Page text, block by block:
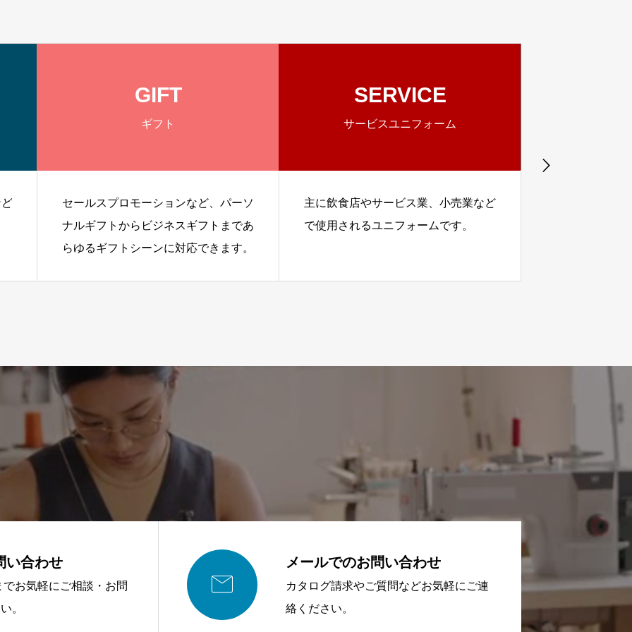
GIFT
ギフト
セールスプロモーションなど、パーソ
ナルギフトからビジネスギフトまであ
らゆるギフトシーンに対応できます。
SERVICE
サービスユニフォーム
主に飲食店やサービス業、小売業など
で使用されるユニフォームです。
い合わせ
お気軽にご相談・お問
。

メールでのお問い合わせ
カタログ請求やご質問などお気軽にご連
絡ください。